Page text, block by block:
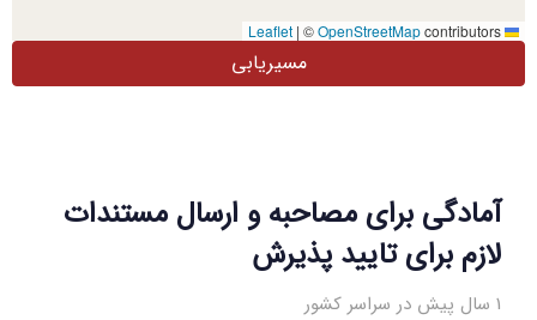
آمادگی برای مصاحبه و ارسال مستندات
لازم برای تایید پذیرش
1 سال پیش در سراسر کشور
| ©OpenStreetMapcontributors
مسیریابی